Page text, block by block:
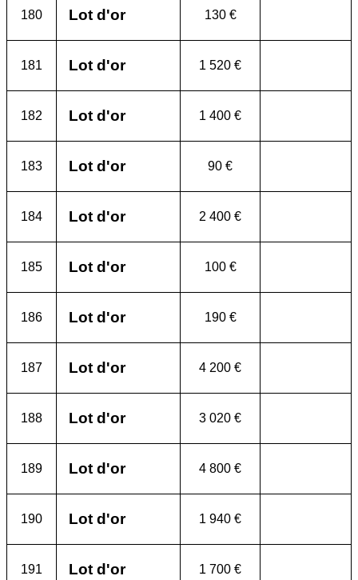
180 Lot d'or 130 €
181 Lot d'or 1 520 €
182 Lot d'or 1 400 €
183 Lot d'or 90 €
184 Lot d'or 2 400 €
185 Lot d'or 100 €
186 Lot d'or 190 €
187 Lot d'or 4 200 €
188 Lot d'or 3 020 €
189 Lot d'or 4 800 €
190 Lot d'or 1 940 €
191 Lot d'or 1 700 €